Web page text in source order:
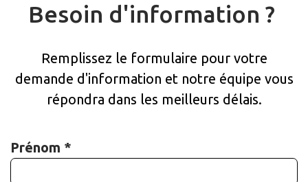
Besoin d'information ?
Remplissez le formulaire pour votre
demande d'information et notre équipe vous
répondra dans les meilleurs délais.
Prénom *